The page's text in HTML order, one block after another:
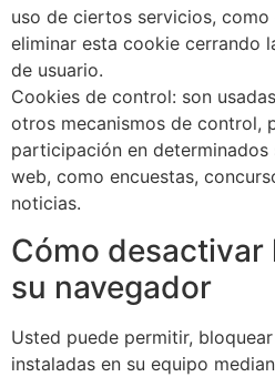
uso de ciertos servicios, como
eliminar esta cookie cerrando
de usuario.
Cookies de control: son
otros mecanismos de control,
participación en determinados
web, como encuestas,
noticias.
Cómo desactivar
su navegador
Usted puede permitir,
instaladas en su equipo